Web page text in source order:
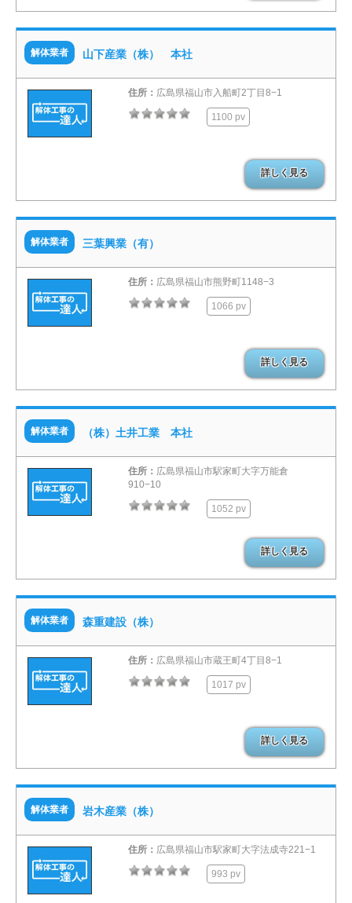
解体業者 山下産業（株） 本社
住所： 広島県福山市入船町2丁目8−1
1100 pv
詳しく見る
解体業者 三葉興業（有）
住所： 広島県福山市熊野町1148−3
1066 pv
詳しく見る
解体業者 （株）土井工業 本社
住所： 広島県福山市駅家町大字万能倉
910−10
1052 pv
詳しく見る
解体業者 森重建設（株）
住所： 広島県福山市蔵王町4丁目8−1
1017 pv
詳しく見る
解体業者 岩木産業（株）
住所： 広島県福山市駅家町大字法成寺221−1
993 pv